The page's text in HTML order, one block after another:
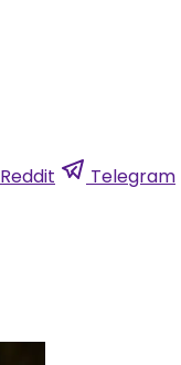
Reddit Telegram